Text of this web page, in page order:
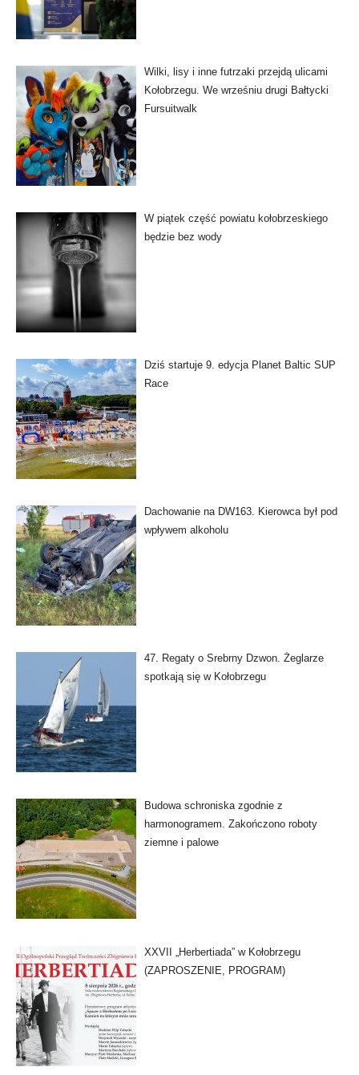
Wilki, lisy i inne futrzaki przejdą ulicami
Kołobrzegu. We wrześniu drugi Bałtycki
Fursuitwalk
W piątek część powiatu kołobrzeskiego
będzie bez wody
Dziś startuje 9. edycja Planet Baltic SUP
Race
Dachowanie na DW163. Kierowca był pod
wpływem alkoholu
47. Regaty o Srebrny Dzwon. Żeglarze
spotkają się w Kołobrzegu
Budowa schroniska zgodnie z
harmonogramem. Zakończono roboty
ziemne i palowe
XXVII „Herbertiada” w Kołobrzegu
(ZAPROSZENIE, PROGRAM)